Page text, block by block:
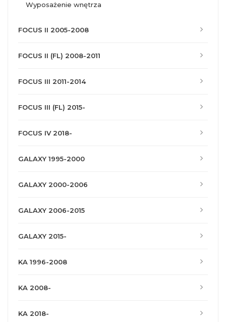
wyposażenie wnętrza
FOCUS II 2005-2008
FOCUS II (FL) 2008-2011
FOCUS III 2011-2014
FOCUS III (FL) 2015-
FOCUS IV 2018-
GALAXY 1995-2000
GALAXY 2000-2006
GALAXY 2006-2015
GALAXY 2015-
KA 1996-2008
KA 2008-
KA 2018-